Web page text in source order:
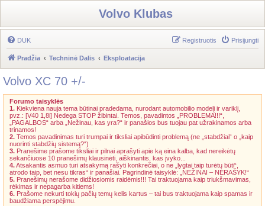
Volvo Klubas
DUK Prisijungti
Registruotis
Pradžia Techninė Dalis Eksploatacija
Volvo XC 70 +/-
Forumo taisyklės
1. Kiekviena nauja tema būtinai pradedama, nurodant automobilio modelį ir variklį,
pvz.: [V40 1,8i] Nedega STOP žibintai. Temos, pavadintos „PROBLEMA!!!“,
„PAGALBOS“ arba „Nežinau, kas yra?“ ir panašios bus tuojau pat užrakinamos arba
trinamos!
2. Temos pavadinimas turi trumpai ir tiksliai apibūdinti problemą (ne „stabdžiai“ o „kaip
nuorinti stabdžių sistemą?“)
3. Pranešime prašome tiksliai ir pilnai aprašyti apie ką eina kalba, kad nereikėtų
sekančiuose 10 pranešimų klausinėti, aiškinantis, kas įvyko...
4.Atsakantis asmuo turi atsakymą rašyti konkrečiai, o ne „lygtai taip turėtų būti“,
atrodo taip, bet nesu tikras“ ir panašiai. Pagrindinė taisyklė: „NEŽINAI – NERAŠYK!“
5. Pranešimų nerašome didžiosiomis raidėmis!!! Tai traktuojama kaip triukšmavimas,
rėkimas ir nepagarba kitiems!
6. Prašome nekurti tokių pačių temų kelis kartus – tai bus traktuojama kaip spamas ir
baudžiama perspėjimu.